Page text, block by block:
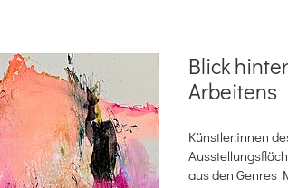
Blick
Arbeitens
Künstler:innen
aus den Genres